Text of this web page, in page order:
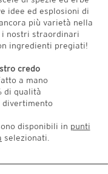
idee ed esplosioni di
più varietà nella
i nostri straordinari
ingredienti pregiati!
credo
a mano
di qualità
divertimento
disponibili in punti
selezionati.